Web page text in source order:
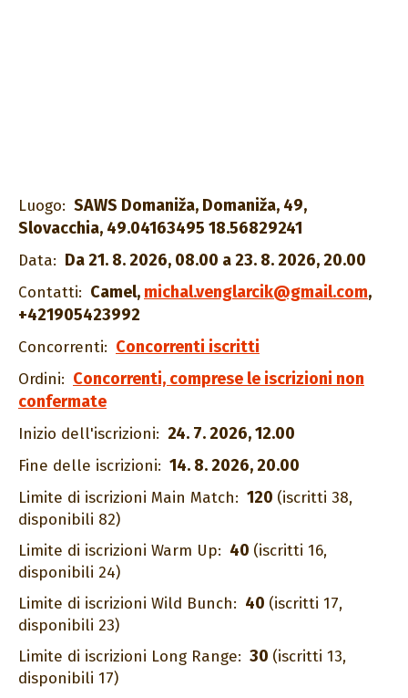
Luogo: SAWS Domaniža, Domaniža, 49,
Slovacchia, 49.04163495 18.56829241
Data: Da 21. 8. 2026, 08.00 a 23. 8. 2026, 20.00
Contatti: Camel, michal.venglarcik@gmail.com,
+421905423992
Concorrenti: Concorrenti iscritti
Ordini: Concorrenti, comprese le iscrizioni non
confermate
Inizio dell'iscrizioni: 24. 7. 2026, 12.00
Fine delle iscrizioni: 14. 8. 2026, 20.00
Limite di iscrizioni Main Match: 120 (iscritti 38,
disponibili 82)
Limite di iscrizioni Warm Up: 40 (iscritti 16,
disponibili 24)
Limite di iscrizioni Wild Bunch: 40 (iscritti 17,
disponibili 23)
Limite di iscrizioni Long Range: 30 (iscritti 13,
disponibili 17)